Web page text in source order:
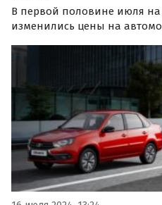
В первой половине июля
изменились цены на
выяснили «Автоновости
мониторинга прайс-листов
брендов.